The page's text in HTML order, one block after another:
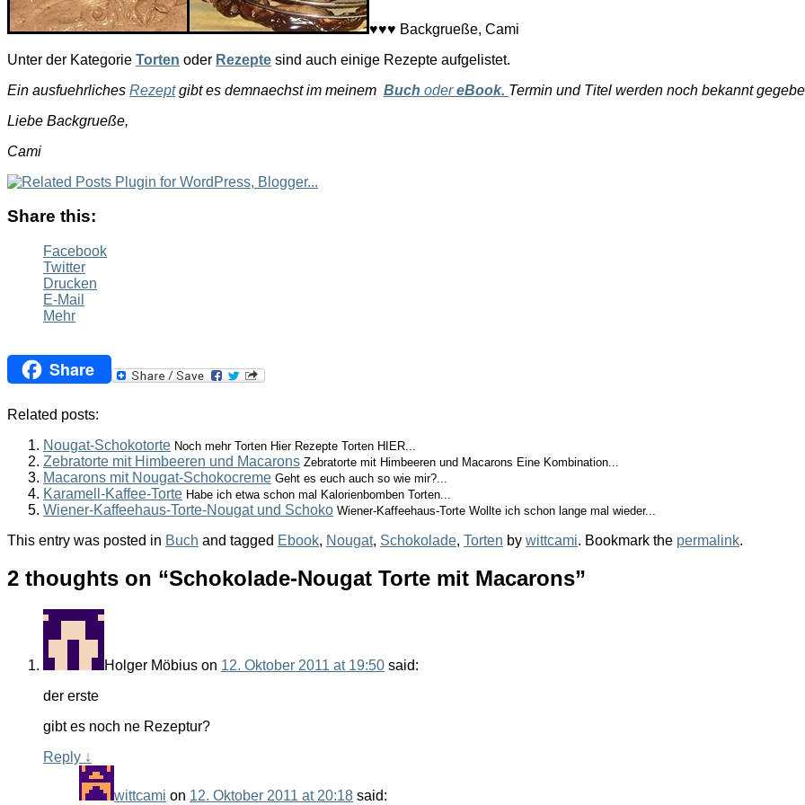
♥♥♥ Backgrueße, Cami
Unter der Kategorie Torten oder Rezepte sind auch einige Rezepte aufgelistet.
Ein ausfuehrliches Rezeptgibt es demnaechst im meinem Buch odereBook. Termin und Titel werden noch bekannt
Liebe Backgrueße,
Cami
Share this:
Facebook
Twitter
Drucken
E-Mail
Mehr
Share
Related posts:
Nougat-Schokotorte Noch mehr Torten Hier Rezepte Torten HIER...
Zebratorte mit Himbeeren und Macarons Zebratorte mit Himbeeren und Macarons Eine Kombination...
Macarons mit Nougat-Schokocreme Geht es euch auch so wie mir?...
Karamell-Kaffee-Torte Habe ich etwa schon mal Kalorienbomben Torten...
Wiener-Kaffeehaus-Torte-Nougat und Schoko Wiener-Kaffeehaus-Torte Wollte ich schon lange mal wieder...
This entry was posted in Buch and tagged Ebook, Nougat, Schokolade, Torten by wittcami. Bookmark the permalink.
2 thoughts on “Schokolade-Nougat Torte mit Macarons”
Holger Möbius on 12. Oktober 2011 at 19:50 said:
der erste
gibt es noch ne Rezeptur?
Reply ↓
wittcami on 12. Oktober 2011 at 20:18 said: